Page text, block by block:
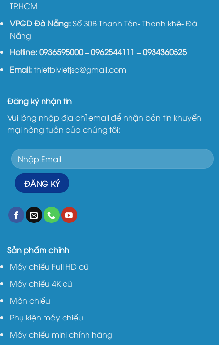
TP.HCM
VPGD Đà Nẵng:Số 30B Thanh Tân- Thanh khê- Đà
Nẵng
Hotline:0936595000–0962544111 –0934360525
Email:thietbivietjsc@gmail.com
Đăng ký nhận tin
Vui lòng nhập địa chỉ email để nhận bản tin khuyến
mại hàng tuần của chúng tôi:
Sản phẩm chính
Máy chiếu Full HD cũ
Máy chiếu 4K cũ
Màn chiếu
Phụ kiện máy chiếu
Máy chiếu mini chính hãng